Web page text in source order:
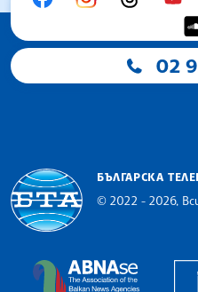
02
БЪЛГАРСКА
© 2022 - 2026,
The